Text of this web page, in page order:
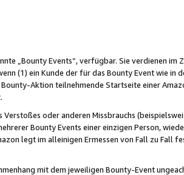
„Bounty Events“, verfügbar. Sie verdienen im
(1) ein Kunde der für das Bounty Event wie in
Aktion teilnehmende Startseite einer
oder anderen Missbrauchs
Bounty Events einer einzigen Person,
legt im alleinigen Ermessen von Fall zu Fall
mit dem jeweiligen Bounty-Event